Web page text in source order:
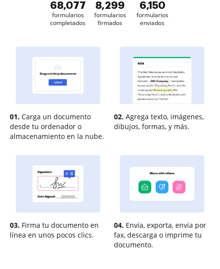
68,077
formularios
completados
8,299
formularios
firmados
6,150
formularios
enviados
01. Carga un documento
desde tu ordenador o
almacenamiento en la nube.
02. Agrega texto, imágenes,
dibujos, formas, y más.
03. Firma tu documento en
línea en unos pocos clics.
04. Envía, exporta, envía por
fax, descarga o imprime tu
documento.